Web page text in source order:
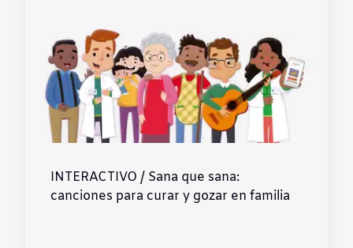
INTERACTIVO / Sana que sana:
canciones para curar y gozar en familia